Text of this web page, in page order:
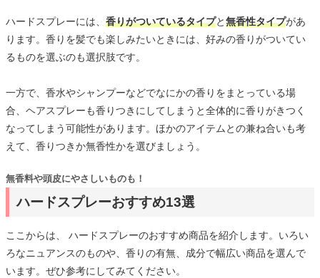
ハードスプレーには、 香りがついているタイプと無香性タイプがあ
ります。香りを髪でも楽しみたいときには、好みの香りがついてい
るものを選ぶのも選択肢です。
一方で、香水やシャンプーなどでなにかの香りをまとっている場
合、ヘアスプレーも香りつきにしてしまうと全体的に香りがきつく
なってしまう可能性があります。ほかのアイテムとの兼ね合いも考
えて、香りつきか無香性かを選びましょう。
ハードスプレーおすすめ13選
無香料や頭皮にやさしいものも！
ここからは、 ハードスプレーのおすすめ商品を紹介します。いろい
ろなニュアンスのものや、香りの有無、成分で幅広い商品を選んで
います。ぜひ参考にしてみてください。